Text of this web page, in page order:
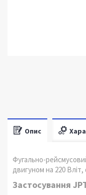
Опис
Фугально-
двигуном на 220
Застосування